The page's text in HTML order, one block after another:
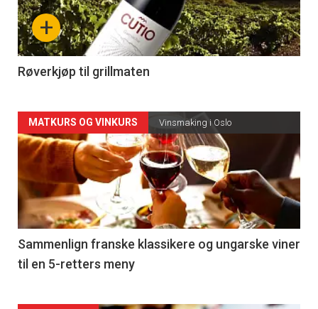
nå
-
4
+
Røverkjøp til grillmaten
Forsiden
akkurat
nå
-
5
MATKURS OG VINKURS Vinsmaking i Oslo
Sammenlign franske klassikere og ungarske viner
til en 5-retters meny